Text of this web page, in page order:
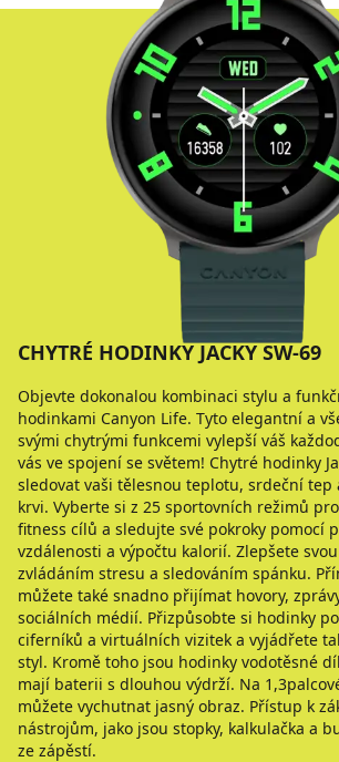
CHYTRÉ HODINKY JACKY SW-69
Objevte dokonalou kombinaci stylu a
hodinkami Canyon Life. Tyto elegantní a
svými chytrými funkcemi vylepší váš
vás ve spojení se světem! Chytré hodinky
sledovat vaši tělesnou teplotu, srdeční tep
krvi. Vyberte si z 25 sportovních režimů
fitness cílů a sledujte své pokroky pomocí
vzdálenosti a výpočtu kalorií. Zlepšete
zvládáním stresu a sledováním spánku.
můžete také snadno přijímat hovory,
sociálních médií. Přizpůsobte si hodinky
ciferníků a virtuálních vizitek a vyjádřete
styl. Kromě toho jsou hodinky vodotěsné
mají baterii s dlouhou výdrží. Na
můžete vychutnat jasný obraz. Přístup k
nástrojům, jako jsou stopky, kalkulačka a
ze zápěstí.